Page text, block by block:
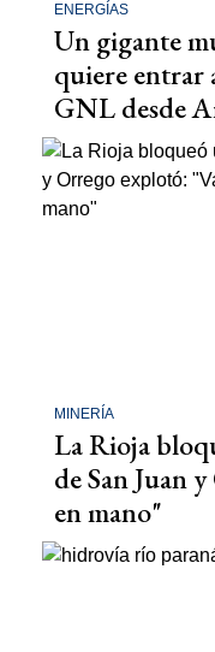
ENERGÍAS
Un gigante
quiere entrar
GNL desde
MINERÍA
La Rioja
de San Juan
en mano"